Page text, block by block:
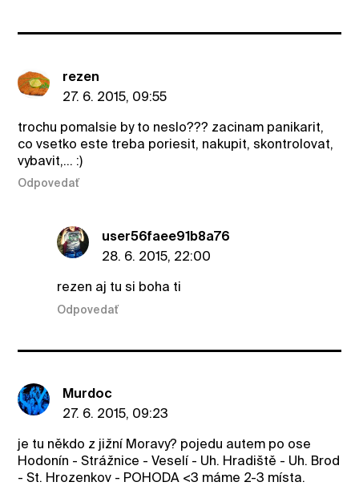
rezen
27. 6. 2015, 09:55
trochu pomalsie by to neslo??? zacinam panikarit,
co vsetko este treba poriesit, nakupit, skontrolovat,
vybavit,... :)
Odpovedať
user56faee91b8a76
28. 6. 2015, 22:00
rezen aj tu si boha ti
Odpovedať
Murdoc
27. 6. 2015, 09:23
je tu někdo z jižní Moravy? pojedu autem po ose
Hodonín - Strážnice - Veselí - Uh. Hradiště - Uh. Brod
- St. Hrozenkov - POHODA <3 máme 2-3 místa.